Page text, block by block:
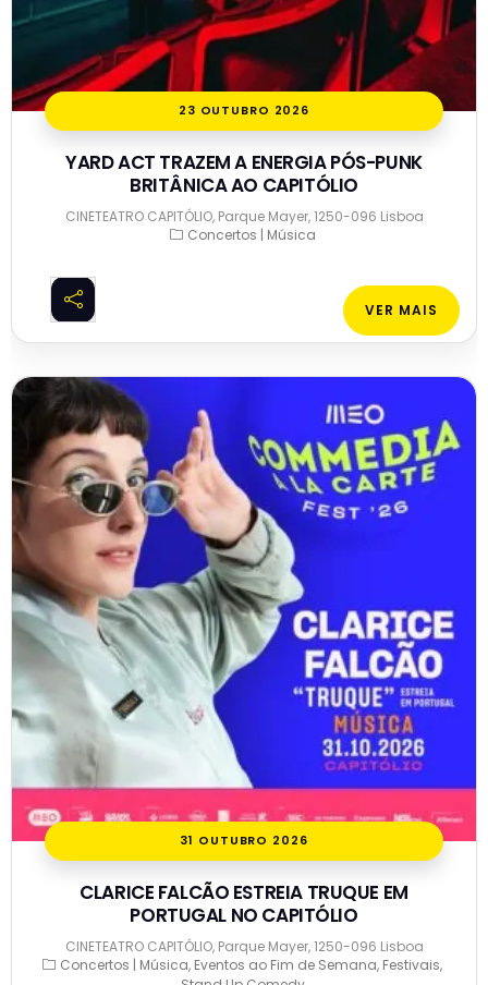
23 OUTUBRO 2026
YARD ACT TRAZEM A ENERGIA PÓS-PUNK
BRITÂNICA AO CAPITÓLIO
CINETEATRO CAPITÓLIO, Parque Mayer, 1250-096 Lisboa
Concertos | Música
VER MAIS
31 OUTUBRO 2026
CLARICE FALCÃO ESTREIA TRUQUE EM
PORTUGAL NO CAPITÓLIO
CINETEATRO CAPITÓLIO, Parque Mayer, 1250-096 Lisboa
Concertos | Música Eventos ao Fim de Semana Festivais